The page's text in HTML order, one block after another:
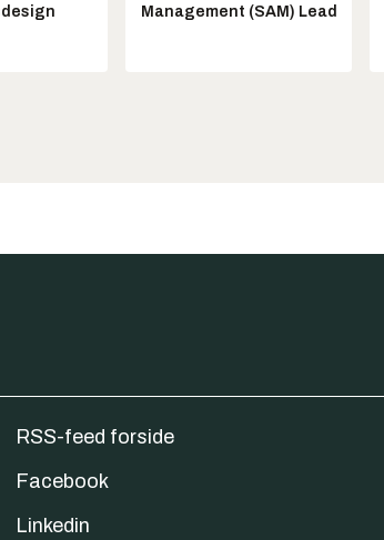
Management (SAM) Lead
RSS-feed forside
Facebook
Linkedin